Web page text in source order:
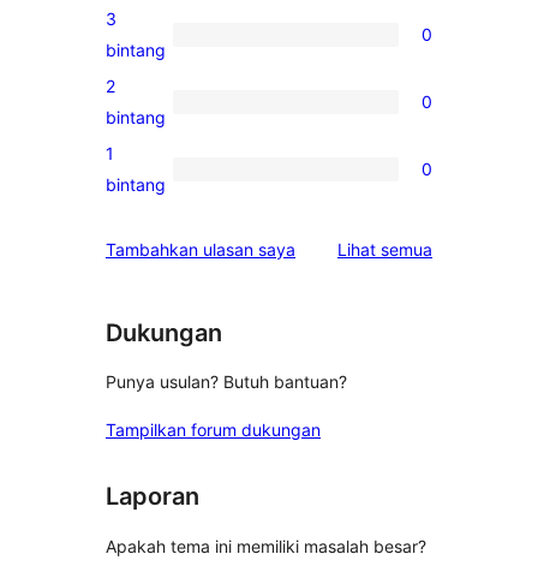
ulasan
4-
0
ulasan
3-
3
bintang
0
0
ulasan
2-
2
bintang
0
0
1-
1
bintang
0
Tambahkan ulasan saya Lihat semua
Dukungan
Punya usulan? Butuh bantuan?
Tampilkan forum dukungan
Laporan
Apakah tema ini memiliki masalah besar?